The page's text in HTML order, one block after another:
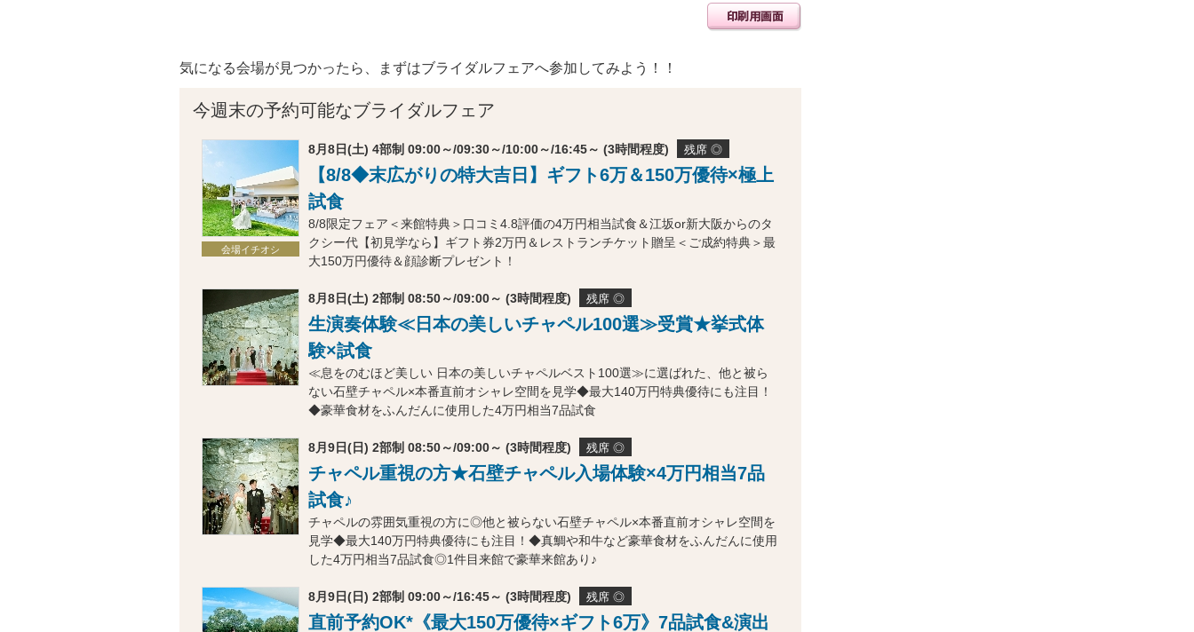
気になる会場が見つかったら、まずはブライダルフェアへ参加してみよう！！
今週末の予約可能なブライダルフェア
会場イチオシ
8月8日(土) 4部制 09:00～/09:30～/10:00～/16:45～ (3時間程度) 残席 ◎
【8/8◆末広がりの特大吉日】ギフト6万＆150万優待×極上
試食
8/8限定フェア＜来館特典＞口コミ4.8評価の4万円相当試食＆江坂or新大阪からのタ
クシー代【初見学なら】ギフト券2万円＆レストランチケット贈呈＜ご成約特典＞最
大150万円優待＆顔診断プレゼント！
8月8日(土) 2部制 08:50～/09:00～ (3時間程度) 残席 ◎
生演奏体験≪日本の美しいチャペル100選≫受賞★挙式体
験×試食
≪息をのむほど美しい 日本の美しいチャペルベスト100選≫に選ばれた、他と被ら
ない石壁チャペル×本番直前オシャレ空間を見学◆最大140万円特典優待にも注目！
◆豪華食材をふんだんに使用した4万円相当7品試食
8月9日(日) 2部制 08:50～/09:00～ (3時間程度) 残席 ◎
チャペル重視の方★石壁チャペル入場体験×4万円相当7品
試食♪
チャペルの雰囲気重視の方に◎他と被らない石壁チャペル×本番直前オシャレ空間を
見学◆最大140万円特典優待にも注目！◆真鯛や和牛など豪華食材をふんだんに使用
した4万円相当7品試食◎1件目来館で豪華来館あり♪
8月9日(日) 2部制 09:00～/16:45～ (3時間程度) 残席 ◎
直前予約OK*《最大150万優待×ギフト6万》7品試食&演出